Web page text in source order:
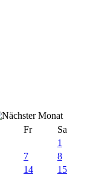
Fr
Sa
1
7
8
14
15